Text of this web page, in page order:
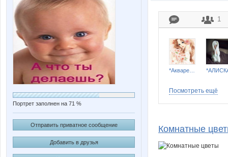
Портрет заполнен на 71 %
Отправить приватное сообщение
Добавить в друзья
1
Посмотреть ещё
Комнатные